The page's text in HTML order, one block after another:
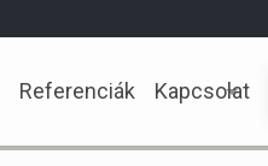
Referenciák Kapcsolat